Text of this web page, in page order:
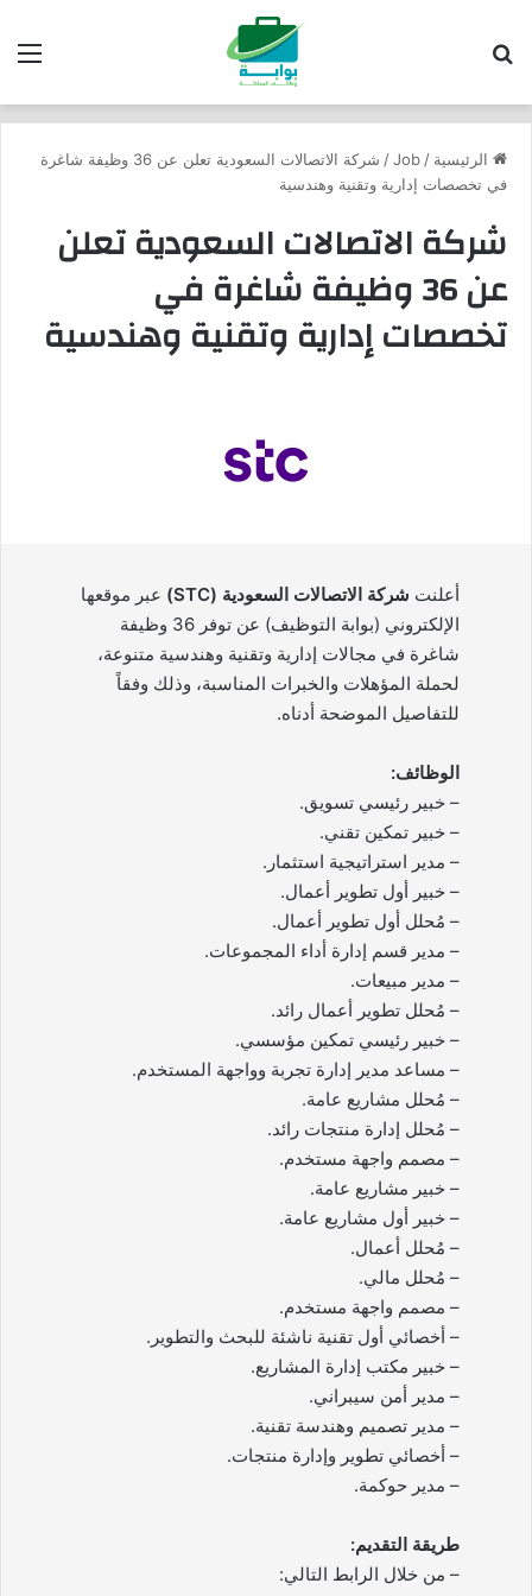
الرئيسية /
Job
/
شركة الاتصالات السعودية تعلن عن 36 وظيفة شاغرة
في تخصصات إدارية وتقنية وهندسية
شركة الاتصالات السعودية تعلن
عن 36 وظيفة شاغرة في
تخصصات إدارية وتقنية وهندسية
أعلنت شركة الاتصالات السعودية (STC)
عبر موقعها
الإلكتروني (بوابة التوظيف) عن توفر 36 وظيفة
شاغرة في مجالات إدارية وتقنية وهندسية متنوعة،
لحملة المؤهلات والخبرات المناسبة، وذلك وفقاً
للتفاصيل الموضحة أدناه.
الوظائف:
– خبير رئيسي تسويق.
– خبير تمكين تقني.
– مدير استراتيجية استثمار.
– خبير أول تطوير أعمال.
– مُحلل أول تطوير أعمال.
– مدير قسم إدارة أداء المجموعات.
– مدير مبيعات.
– مُحلل تطوير أعمال رائد.
– خبير رئيسي تمكين مؤسسي.
– مساعد مدير إدارة تجربة وواجهة المستخدم.
– مُحلل مشاريع عامة.
– مُحلل إدارة منتجات رائد.
– مصمم واجهة مستخدم.
– خبير مشاريع عامة.
– خبير أول مشاريع عامة.
– مُحلل أعمال.
– مُحلل مالي.
– مصمم واجهة مستخدم.
– أخصائي أول تقنية ناشئة للبحث والتطوير.
– خبير مكتب إدارة المشاريع.
– مدير أمن سيبراني.
– مدير تصميم وهندسة تقنية.
– أخصائي تطوير وإدارة منتجات.
– مدير حوكمة.
طريقة التقديم:
– من خلال الرابط التالي: